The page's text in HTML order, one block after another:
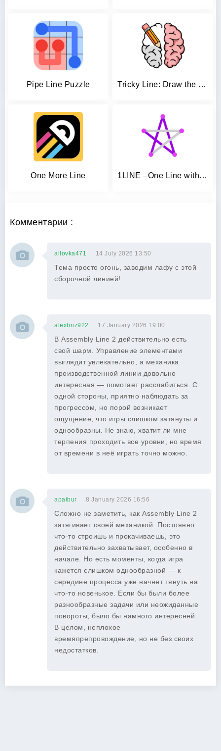
Pipe Line Puzzle Tricky Line: Draw the Part
One More Line 1LINE –One Line with One Touch
Комментарии :
allovka471 14 July 2026 13:50
Тема просто огонь, заводим лафу с этой
сборочной линией!
alexbriz922 17 January 2026 19:00
В Assembly Line 2 действительно есть
свой шарм. Управление элементами
выглядит увлекательно, а механика
производственной линии довольно
интересная — помогает расслабиться. С
одной стороны, приятно наблюдать за
прогрессом, но порой возникает
ощущение, что игры слишком затянуты и
однообразны. Не знаю, хватит ли мне
терпения проходить все уровни, но время
от времени в неё играть точно можно.
apaibur 8 January 2026 16:56
Сложно не заметить, как Assembly Line 2
затягивает своей механикой. Постоянно
что-то строишь и прокачиваешь, это
действительно захватывает, особенно в
начале. Но есть моменты, когда игра
кажется слишком однообразной — к
середине процесса уже начнет тянуть на
что-то новенькое. Если бы были более
разнообразные задачи или неожиданные
повороты, было бы намного интересней.
В целом, неплохое
времяпрепровождение, но не без своих
недостатков.